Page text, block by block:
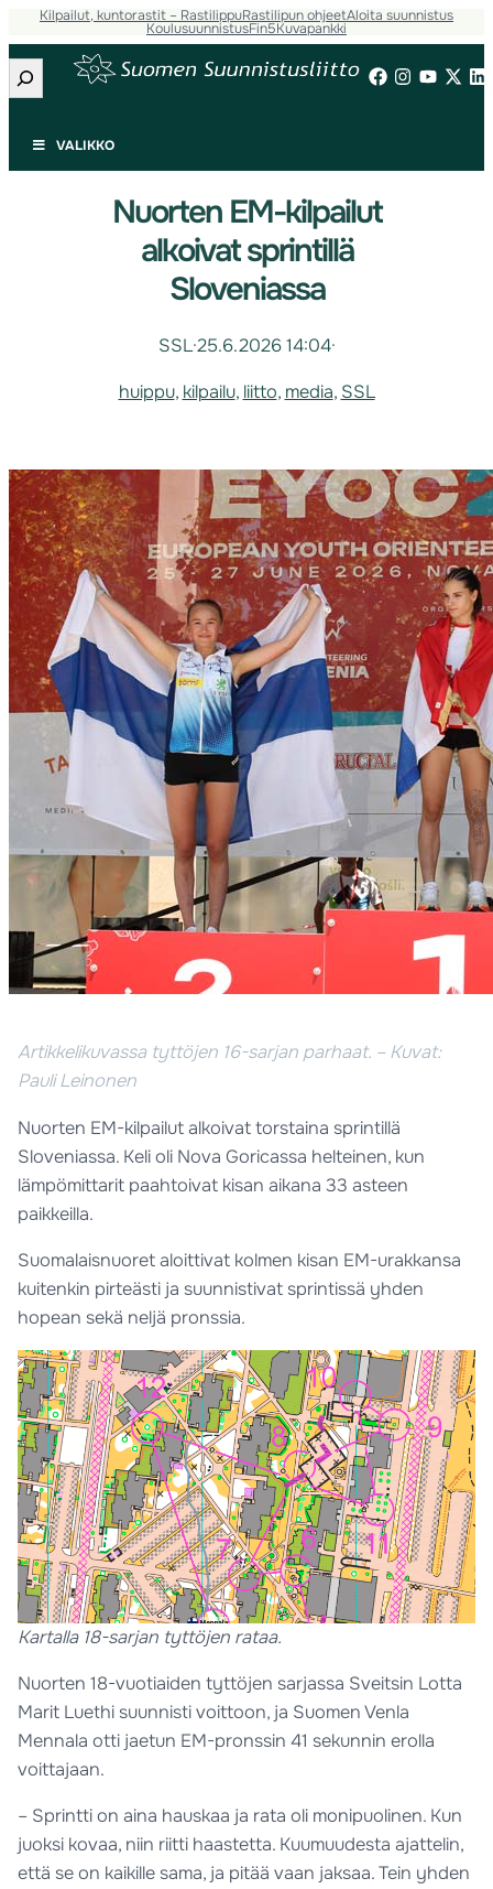
Kilpailut, kuntorastit – RastilippuRastilipun ohjeetAloita suunnistus
KoulusuunnistusFin5Kuvapankki
Etsi
VALIKKO
Nuorten EM-kilpailut
alkoivat sprintillä
Sloveniassa
SSL·25.6.2026 14:04·
huippu, kilpailu, liitto, media, SSL
Artikkelikuvassa tyttöjen 16-sarjan parhaat. – Kuvat:
Pauli Leinonen
Nuorten EM-kilpailut alkoivat torstaina sprintillä
Sloveniassa. Keli oli Nova Goricassa helteinen, kun
lämpömittarit paahtoivat kisan aikana 33 asteen
paikkeilla.
Suomalaisnuoret aloittivat kolmen kisan EM-urakkansa
kuitenkin pirteästi ja suunnistivat sprintissä yhden
hopean sekä neljä pronssia.
Kartalla 18-sarjan tyttöjen rataa.
Nuorten 18-vuotiaiden tyttöjen sarjassa Sveitsin Lotta
Marit Luethi suunnisti voittoon, ja Suomen Venla
Mennala otti jaetun EM-pronssin 41 sekunnin erolla
voittajaan.
– Sprintti on aina hauskaa ja rata oli monipuolinen. Kun
juoksi kovaa, niin riitti haastetta. Kuumuudesta ajattelin,
että se on kaikille sama, ja pitää vaan jaksaa. Tein yhden